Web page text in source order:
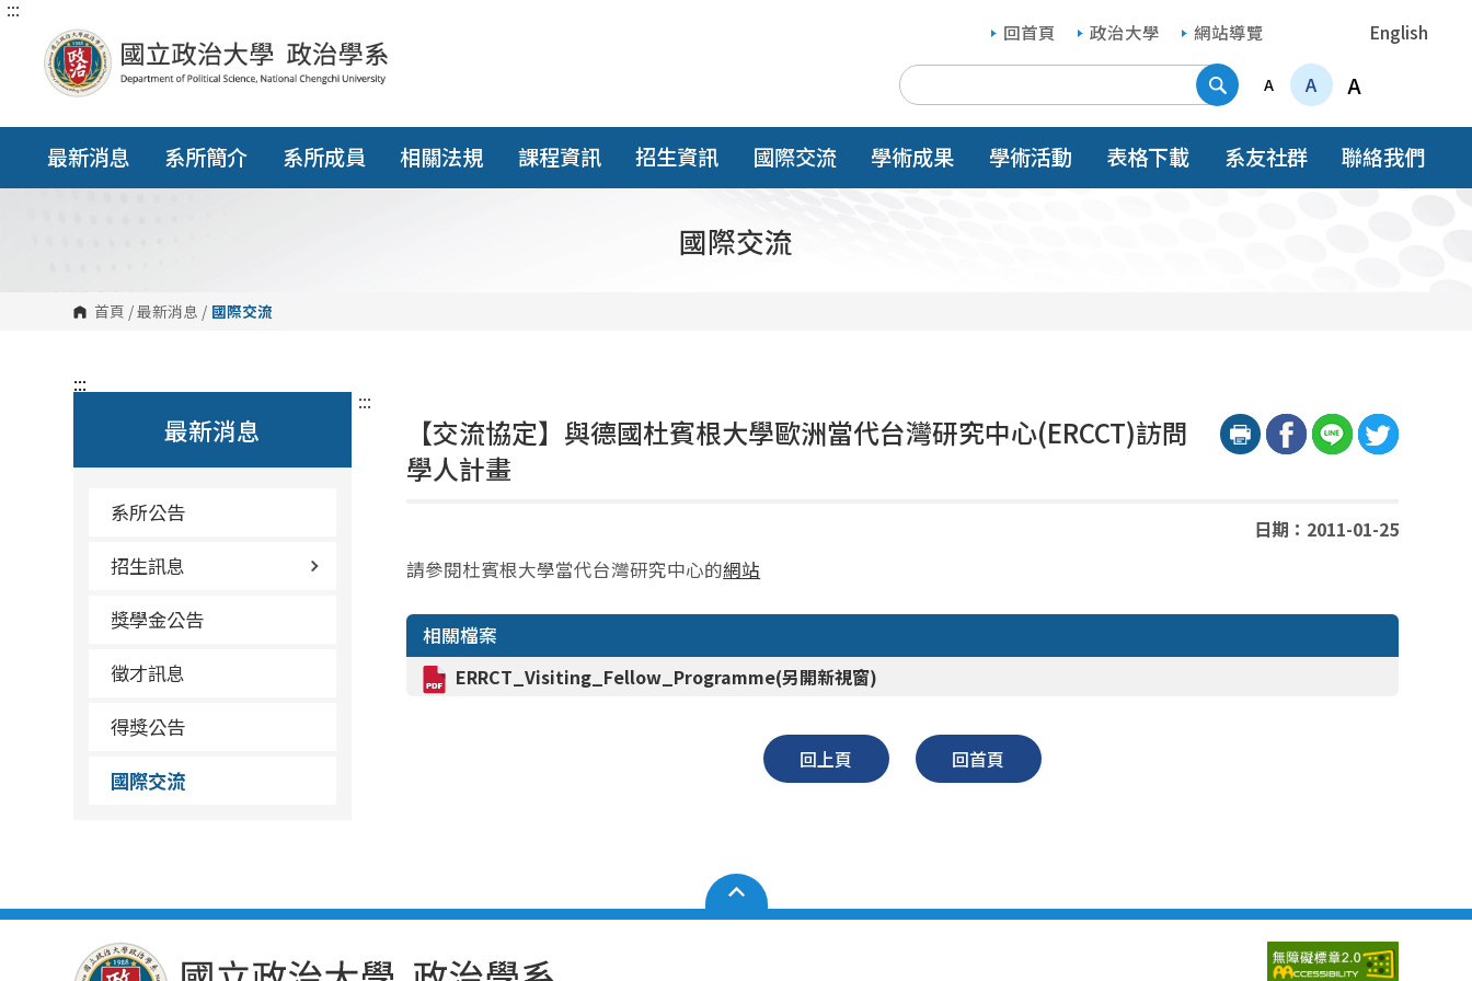
跳
塊
:::
回首頁 政治大學 網站導覽 English
搜尋A A A
最新消息 系所簡介 系所成員 相關法規 課程資訊 招生資訊 國際交流 學術成果 學術活動 表格下載 系友社群 聯絡我們
國際交流
首頁 /最新消息 / 國際交流
:::
最新消息
系所公告
招生訊息
獎學金公告
徵才訊息
得獎公告
國際交流
:::
【交流協定】與德國杜賓根大學歐洲當代台灣研究中心(ERCCT)訪問
學人計畫
日期：2011-01-25
請參閱杜賓根大學當代台灣研究中心的網站
相關檔案
ERRCT_Visiting_Fellow_Programme(另開新視窗)
回上頁 回首頁